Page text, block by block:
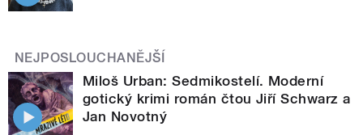
NEJPOSLOUCHANĚJŠÍ
Miloš Urban: Sedmikostelí. Moderní
gotický krimi román čtou Jiří Schwarz a
Jan Novotný